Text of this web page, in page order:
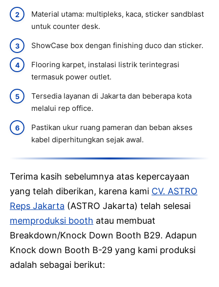
Material utama: multipleks, kaca, sticker sandblast
untuk counter desk.
ShowCase box dengan finishing duco dan sticker.
Flooring karpet, instalasi listrik terintegrasi
termasuk power outlet.
Tersedia layanan di Jakarta dan beberapa kota
melalui rep office.
Pastikan ukur ruang pameran dan beban akses
kabel diperhitungkan sejak awal.
Terima kasih sebelumnya atas kepercayaan
yang telah diberikan, karena kami CV. ASTRO
Reps Jakarta (ASTRO Jakarta) telah selesai
memproduksi booth atau membuat
Breakdown/Knock Down Booth B29. Adapun
Knock down Booth B-29 yang kami produksi
adalah sebagai berikut: